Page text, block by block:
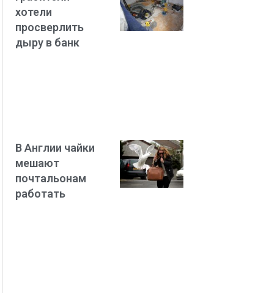
хотели
просверлить
дыру в банк
В Англии чайки
мешают
почтальонам
работать